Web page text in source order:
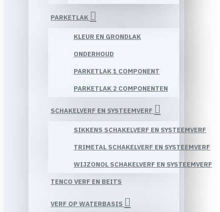
PARKETLAK
KLEUR EN GRONDLAK
ONDERHOUD
PARKETLAK 1 COMPONENT
PARKETLAK 2 COMPONENTEN
SCHAKELVERF EN SYSTEEMVERF
SIKKENS SCHAKELVERF EN SYSTEEMVERF
TRIMETAL SCHAKELVERF EN SYSTEEMVERF
WIJZONOL SCHAKELVERF EN SYSTEEMVERF
TENCO VERF EN BEITS
VERF OP WATERBASIS